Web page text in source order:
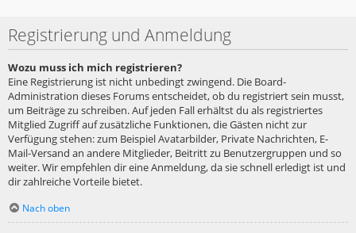
Registrierung und Anmeldung
Wozu muss ich mich registrieren?
Eine Registrierung ist nicht unbedingt zwingend. Die Board-
Administration dieses Forums entscheidet, ob du registriert sein musst,
um Beiträge zu schreiben. Auf jeden Fall erhältst du als registriertes
Mitglied Zugriff auf zusätzliche Funktionen, die Gästen nicht zur
Verfügung stehen: zum Beispiel Avatarbilder, Private Nachrichten, E-
Mail-Versand an andere Mitglieder, Beitritt zu Benutzergruppen und so
weiter. Wir empfehlen dir eine Anmeldung, da sie schnell erledigt ist und
dir zahlreiche Vorteile bietet.
Nach oben